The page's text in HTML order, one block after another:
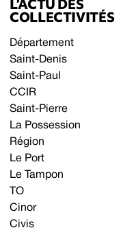
L’ACTU DES
COLLECTIVITÉS
Département
Saint-Denis
Saint-Paul
CCIR
Saint-Pierre
La Possession
Région
Le Port
Le Tampon
TO
Cinor
Civis